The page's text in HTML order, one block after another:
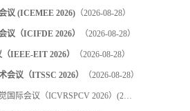
议 (ICEMEE 2026) （2026-08-28）
议（ICIFDE 2026） （2026-08-28）
IEEE-EIT 2026） （2026-08-28）
议（ITSSC 2026） （2026-08-28）
际会议（ICVRSPCV 2026） (2026-9-7)